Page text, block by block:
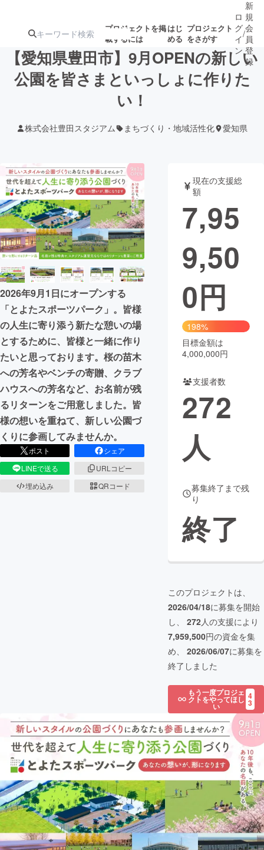
プロジェクトを掲
載するには
はじ
める
プロジェクト
をさがす
注目の新着プロ
テクノロジー・ガジェット
映像・映画 書籍・雑誌
ビジネス・起業 チャレンジ
まちづくり・地域活性化
CAMPFIRE for Social Good
CAMPFIRE Creation
CAMPFIREふるさと納税machi-ya コミュニティ
ロ
グ
イ
ン
/
新
規
会
員
登
録
【愛知県豊田市】9月OPENの新しい
公園を皆さまといっしょに作りた
い！
株式会社豊田スタジアム まちづくり・地域活性化 愛知県
2026年9月1日にオープンする
「とよたスポーツパーク」。皆様
の人生に寄り添う新たな憩いの場
とするために、皆様と一緒に作り
たいと思っております。桜の苗木
への芳名やベンチの寄贈、クラブ
ハウスへの芳名など、お名前が残
るリターンをご用意しました。皆
様の想いを重ねて、新しい公園づ
くりに参画してみませんか。
ポスト
シェア
LINEで送る
URLコピー
埋め込み
QRコード
現在の支援総
額
7,95
9,50
0円
198%
目標金額は
4,000,000円
支援者数
272
人
募集終了まで残
り
終了
このプロジェクトは、
2026/04/18に募集を開始
し、 272人の支援により
7,959,500円の資金を集
め、 2026/06/07に募集を
終了しました
もう一度プロジェ
クトをやってほし
い
4
3